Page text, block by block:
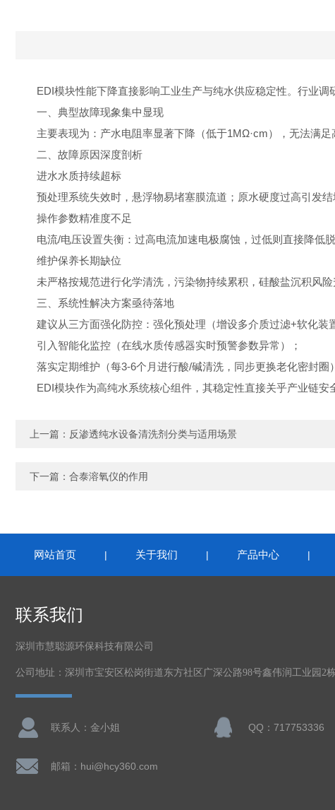
EDI模块性能下降直接影响工业生产与纯水供应稳定性。行业调
一、典型故障现象集中显现
主要表现为：产水电阻率显著下降（低于1MΩ·cm），无法满足
二、故障原因深度剖析
进水水质持续超标
预处理系统失效时，悬浮物易堵塞膜流道；原水硬度过高引发结
操作参数精准度不足
电流/电压设置失衡：过高电流加速电极腐蚀，过低则直接降低脱
维护保养长期缺位
未严格按规范进行化学清洗，污染物持续累积，硅酸盐沉积风险
三、系统性解决方案亟待落地
建议从三方面强化防控：强化预处理（增设多介质过滤+软化装
引入智能化监控（在线水质传感器实时预警参数异常）；
落实定期维护（每3-6个月进行酸/碱清洗，同步更换老化密封圈
EDI模块作为高纯水系统核心组件，其稳定性直接关乎产业链安
上一篇： 反渗透纯水设备清洗剂分类与适用场景
下一篇： 合泰溶氧仪的作用
网站首页 | 关于我们 | 产品中心 |
联系我们
深圳市慧聪源环保科技有限公司
公司地址：深圳市宝安区松岗街道东方社区广深公路98号鑫伟润工业园2
联系人：金小姐 QQ：717753336
邮箱：hui@hcy360.com